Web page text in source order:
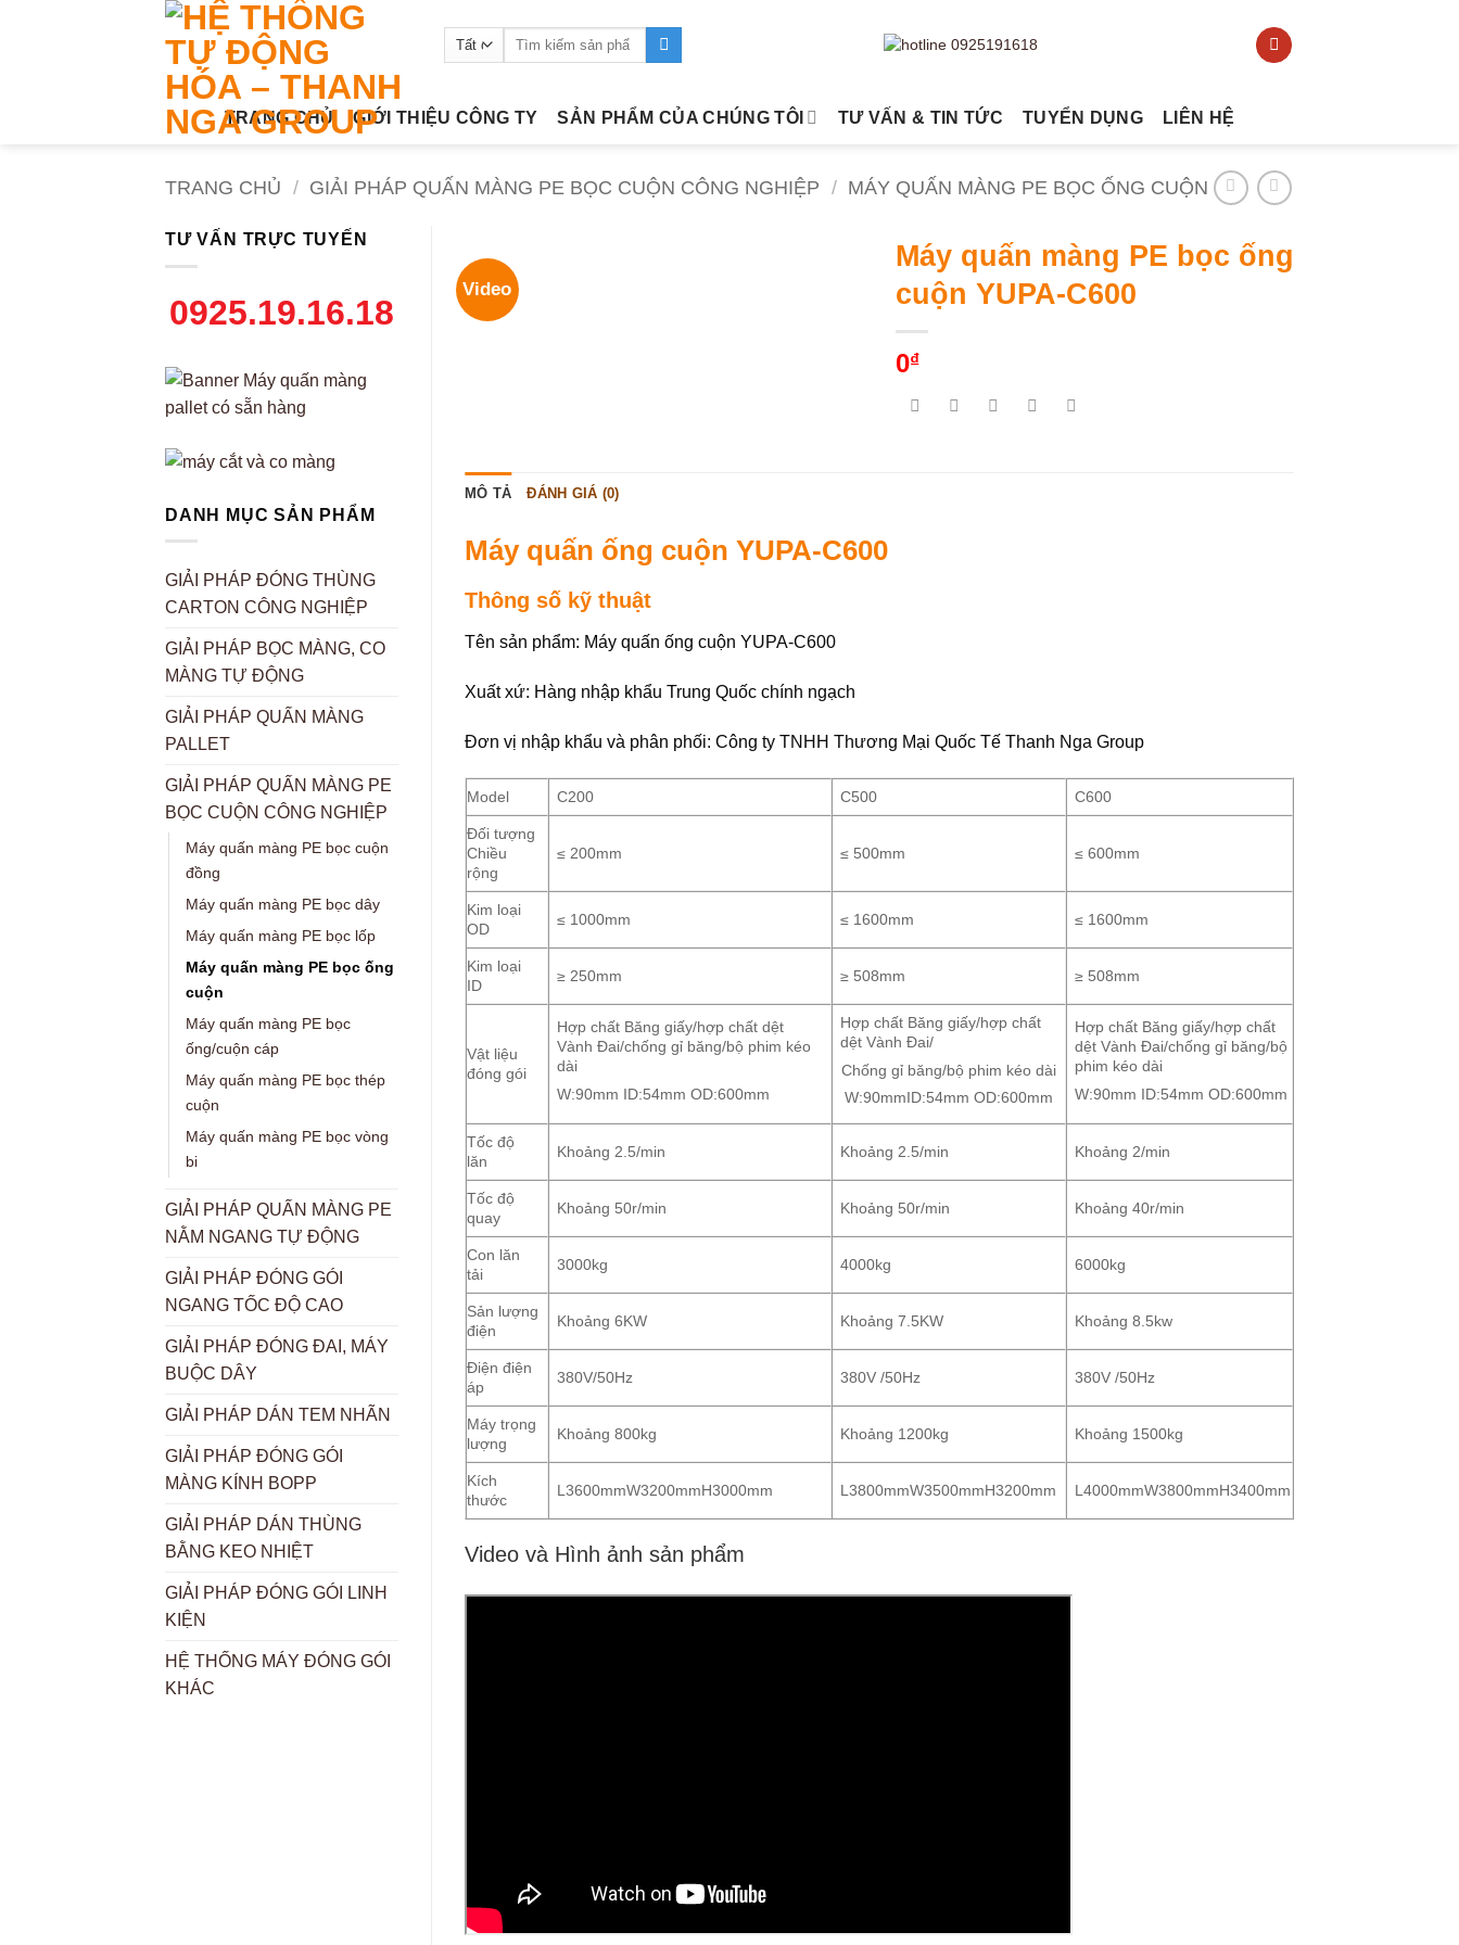
Tìm
TRANG CHỦ GIỚI THIỆU CÔNG TY SẢN PHẨM CỦA CHÚNG TÔI TƯ VẤN & TIN TỨC TUYỂN DỤNG LIÊN HỆ
TRANG CHỦ / GIẢI PHÁP QUẤN MÀNG PE BỌC CUỘN CÔNG NGHIỆP / MÁY QUẤN MÀNG PE BỌC ỐNG CUỘN
TƯ VẤN TRỰC TUYẾN
0925.19.16.18
DANH MỤC SẢN PHẨM
GIẢI PHÁP ĐÓNG THÙNG
CARTON CÔNG NGHIỆP
GIẢI PHÁP BỌC MÀNG, CO
MÀNG TỰ ĐỘNG
GIẢI PHÁP QUẤN MÀNG
PALLET
GIẢI PHÁP QUẤN MÀNG PE
BỌC CUỘN CÔNG NGHIỆP
Máy quấn màng PE bọc cuộn
đồng
Máy quấn màng PE bọc dây
Máy quấn màng PE bọc lốp
Máy quấn màng PE bọc ống
cuộn
Máy quấn màng PE bọc
ống/cuộn cáp
Máy quấn màng PE bọc thép
cuộn
Máy quấn màng PE bọc vòng
bi
GIẢI PHÁP QUẤN MÀNG PE
NẰM NGANG TỰ ĐỘNG
GIẢI PHÁP ĐÓNG GÓI
NGANG TỐC ĐỘ CAO
GIẢI PHÁP ĐÓNG ĐAI, MÁY
BUỘC DÂY
GIẢI PHÁP DÁN TEM NHÃN
GIẢI PHÁP ĐÓNG GÓI
MÀNG KÍNH BOPP
GIẢI PHÁP DÁN THÙNG
BẰNG KEO NHIỆT
GIẢI PHÁP ĐÓNG GÓI LINH
KIỆN
HỆ THỐNG MÁY ĐÓNG GÓI
KHÁC
Video
Máy quấn màng PE bọc ống
cuộn YUPA-C600
0₫
MÔ TẢ ĐÁNH GIÁ (0)
Máy quấn ống cuộn YUPA-C600
Thông số kỹ thuật
Tên sản phẩm: Máy quấn ống cuộn YUPA-C600
Xuất xứ: Hàng nhập khẩu Trung Quốc chính ngạch
Đơn vị nhập khẩu và phân phối: Công ty TNHH Thương Mại Quốc Tế Thanh Nga Group
Model C200 C500 C600
Đối tượng
Chiều
rộng
≤ 200mm ≤ 500mm ≤ 600mm
Kim loại
OD
≤ 1000mm ≤ 1600mm ≤ 1600mm
Kim loại
ID
≥ 250mm ≥ 508mm ≥ 508mm
Vật liệu
đóng gói
Hợp chất Băng giấy/hợp chất dệt
Vành Đai/chống gỉ băng/bộ phim kéo
dài
W:90mm ID:54mm OD:600mm
Hợp chất Băng giấy/hợp chất
dệt Vành Đai/
Chống gỉ băng/bộ phim kéo dài
W:90mmID:54mm OD:600mm
Hợp chất Băng giấy/hợp chất
dệt Vành Đai/chống gỉ băng/bộ
phim kéo dài
W:90mm ID:54mm OD:600mm
Tốc độ
lăn
Khoảng 2.5/min Khoảng 2.5/min Khoảng 2/min
Tốc độ
quay
Khoảng 50r/min Khoảng 50r/min Khoảng 40r/min
Con lăn
tải
3000kg 4000kg 6000kg
Sản lượng
điện
Khoảng 6KW Khoảng 7.5KW Khoảng 8.5kw
Điện điện
áp
380V/50Hz 380V /50Hz 380V /50Hz
Máy trọng
lượng
Khoảng 800kg Khoảng 1200kg Khoảng 1500kg
Kích
thước
L3600mmW3200mmH3000mm L3800mmW3500mmH3200mm L4000mmW3800mmH3400mm
Video và Hình ảnh sản phẩm